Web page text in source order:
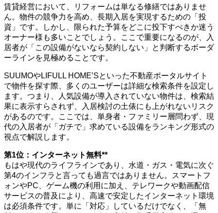
賃貸経営において、リフォームは単なる修繕ではありませ
ん。物件の競争力を高め、長期入居を実現するための「投
資」です。しかし、限られた予算をどこに投下すべきか迷う
オーナー様も多いことでしょう。ここで重要になるのが、入
居者が「この設備がないなら契約しない」と判断するボーダ
ーラインを見極めることです。
SUUMOやLIFULL HOME’Sといった不動産ポータルサイト
で物件を探す際、多くのユーザーは詳細な検索条件を設定し
ます。つまり、人気設備が導入されていない物件は、検索結
果に表示すらされず、入居検討の土俵にも上がれないリスク
があるのです。ここでは、単身者・ファミリー層問わず、現
代の入居者が「ガチで」求めている設備をランキング形式の
視点で解説します。
第1位：インターネット無料**
もはや現代のライフラインであり、水道・ガス・電気に次ぐ
第4のインフラと言っても過言ではありません。スマートフ
ォンやPC、ゲーム機の利用に加え、テレワークや動画配信
サービスの普及により、高速で安定したインターネット環境
は必須条件です。単に「対応」しているだけでなく、「無